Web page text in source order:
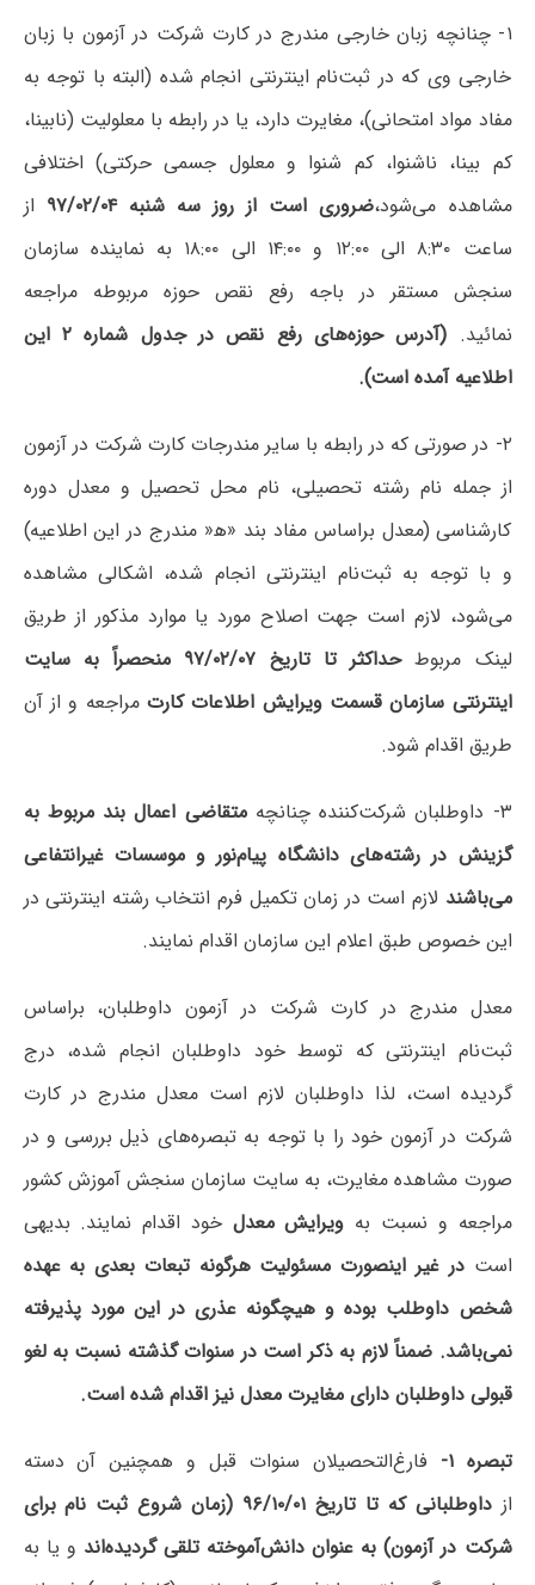
۱- چنانچه‌ زبان‌ خارجی‌ مندرج‌ در کارت‌ شرکت در آزمون با زبان‌
خارجی‌ وی‌ که در ثبت‌نام‌ اینترنتی انجام شده (البته با توجه به
مفاد مواد امتحانی)، مغایرت‌ دارد، یا در رابطه با معلولیت (نابینا،
کم بینا، ناشنوا، کم شنوا و معلول جسمی حرکتی) اختلافی
مشاهده می‌شود،ضروری است از روز سه شنبه ۹۷/۰۲/۰۴
از
ساعت ۸:۳۰ الی ۱۲:۰۰ و ۱۴:۰۰ الی ۱۸:۰۰ به نماینده سازمان
سنجش مستقر در باجه رفع نقص حوزه مربوطه مراجعه
نمائید.
(آدرس حوزه‌های رفع نقص در جدول شماره ۲ این
اطلاعیه آمده است).
۲- در صورتی که‌ در رابطه‌ با سایر مندرجات‌ کارت شرکت در آزمون
از جمله نام رشته تحصیلی، نام محل تحصیل و معدل دوره
کارشناسی (معدل براساس مفاد بند «ه‍« مندرج در این اطلاعیه)
و با توجه‌ به‌ ثبت‌نام اینترنتی انجام شده، اشکالی‌ مشاهده‌
می‌شود، لازم است جهت اصلاح مورد یا موارد مذکور از طریق
لینک مربوطحداکثر تا تاریخ ۹۷/۰۲/۰۷
منحصراً به سایت
اینترنتی سازمان قسمت ویرایش اطلاعات کارت مراجعه و از آن
طریق اقدام شود.
۳- داوطلبان شرکت‌کننده چنانچه
متقاضی اعمال بند مربوط به
گزینش در رشته‌های دانشگاه پیام‌نور و موسسات غیرانتفاعی
می‌باشند لازم است در زمان تکمیل فرم انتخاب رشته اینترنتی در
این خصوص طبق اعلام این سازمان اقدام نمایند.
معدل مندرج در کارت شرکت در آزمون داوطلبان، براساس
ثبت‌نام اینترنتی که توسط خود داوطلبان انجام شده، درج
گردیده است، لذا داوطلبان لازم است معدل مندرج در کارت
شرکت در آزمون خود را با توجه به تبصره‌های ذیل بررسی و در
صورت مشاهده مغایرت، به سایت سازمان سنجش آموزش کشور
مراجعه و نسبت به ویرایش معدل خود اقدام نمایند. بدیهی
است در غیر اینصورت مسئولیت هرگونه تبعات بعدی به عهده
شخص داوطلب بوده و هیچگونه عذری در این مورد پذیرفته
نمی‌باشد. ضمناً لازم به ذکر است در سنوات گذشته نسبت به لغو
قبولی داوطلبان دارای مغایرت معدل نیز اقدام شده است.
تبصره ‌۱-
فارغ‌التحصیلان سنوات قبل و همچنین آن دسته
از
داوطلبانی که تا تاریخ ۹۶/۱۰/۰۱ (زمان شروع ثبت نام برای
شرکت در آزمون) به عنوان دانش‌آموخته تلقی گردیده‌اند و یا به